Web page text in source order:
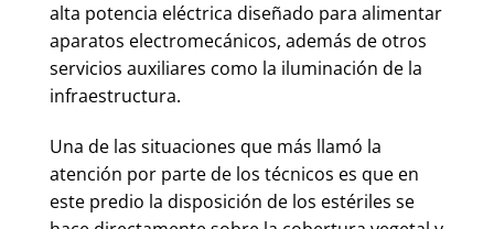
alta potencia eléctrica diseñado para alimentar
aparatos electromecánicos, además de otros
servicios auxiliares como la iluminación de la
infraestructura.
Una de las situaciones que más llamó la
atención por parte de los técnicos es que en
este predio la disposición de los estériles se